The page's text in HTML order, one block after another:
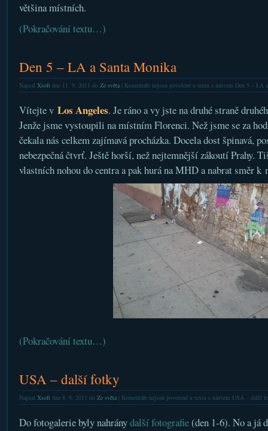
většina místních.
(Pokračování textu…)
Den 5 – LA a Santa Monika
Napsal Xsoftdne 11. 9. 2011 do Ze světa| Komentáře nejsou povolenéu textu s názvem Den 5 – LA
Vítejte v Los Angeles. Je ráno a vy jste na druhé straně
Jenže jsme vystoupili na místním Florenci. Než jsme se za
čekala nás celkem zajímavá procházka. Docela dost špinavá,
nebezpečná čtvrť. Ještě horší, než nejtemnější zákoutí Prahy.
vlastních nohou do centra a pak hurá na MHD a nabrat směr k
(Pokračování textu…)
USA – další fotky
Napsal Xsoftdne 8. 9. 2011 do Ze světa| Komentáře nejsou povolenéu textu s názvem USA – další
Do fotogalerie byly nahránydalší fotografie(den 1-6). No a já